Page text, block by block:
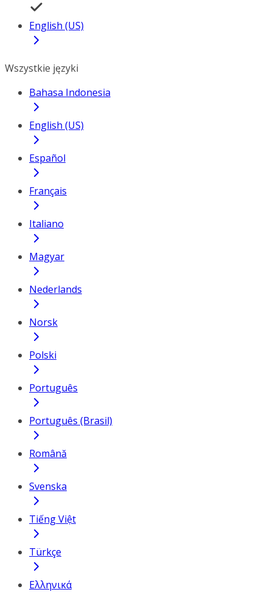
English (US)
Wszystkie języki
Bahasa Indonesia
English (US)
Español
Français
Italiano
Magyar
Nederlands
Norsk
Polski
Português
Português (Brasil)
Română
Svenska
Tiếng Việt
Türkçe
Ελληνικά